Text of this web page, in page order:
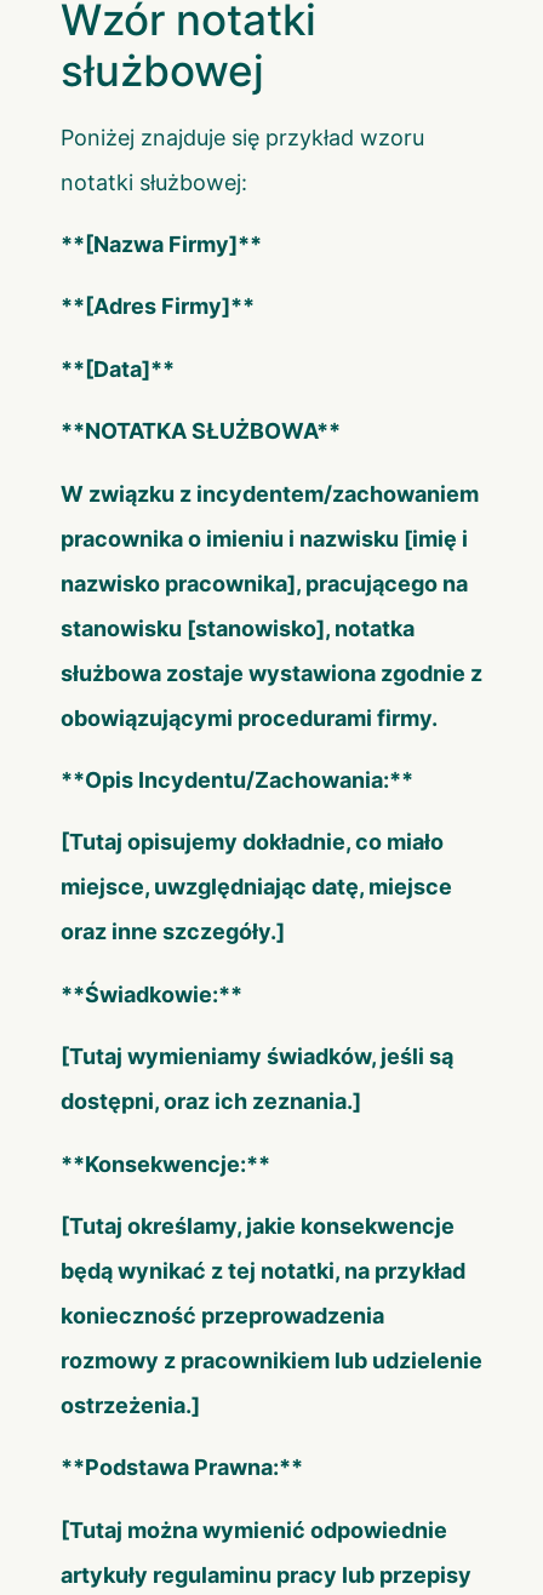
Wzór notatki
służbowej
Poniżej znajduje się przykład wzoru
notatki służbowej:
** [Nazwa Firmy]**
** [Adres Firmy]**
** [Data]**
**NOTATKA SŁUŻBOWA**
W związku z incydentem/zachowaniem
pracownika o imieniu i nazwisku [imię i
nazwisko pracownika], pracującego na
stanowisku [stanowisko], notatka
służbowa zostaje wystawiona zgodnie z
obowiązującymi procedurami firmy.
**Opis Incydentu/Zachowania:**
[Tutaj opisujemy dokładnie, co miało
miejsce, uwzględniając datę, miejsce
oraz inne szczegóły.]
**Świadkowie:**
[Tutaj wymieniamy świadków, jeśli są
dostępni, oraz ich zeznania.]
**Konsekwencje:**
[Tutaj określamy, jakie konsekwencje
będą wynikać z tej notatki, na przykład
konieczność przeprowadzenia
rozmowy z pracownikiem lub udzielenie
ostrzeżenia.]
**Podstawa Prawna:**
[Tutaj można wymienić odpowiednie
artykuły regulaminu pracy lub przepisy